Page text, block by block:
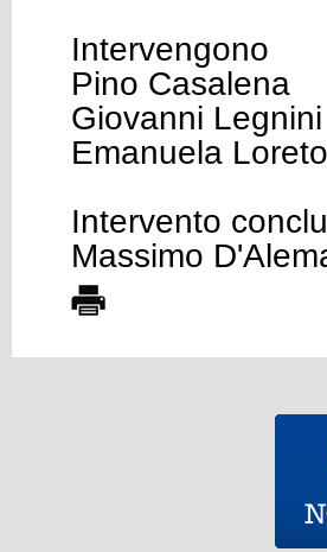
Intervengono
Pino Casalena
Giovanni Legnini
Emanuela
Intervento
Massimo